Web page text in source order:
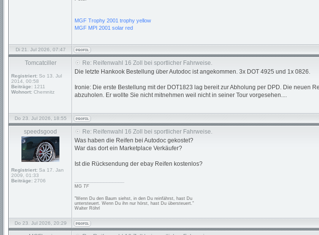
MGF Trophy 2001 trophy yellow
MGF MPI 2001 solar red
Di 21. Jul 2026, 07:47
Tomcatciller
Registriert: So 13. Jul
2014, 00:58
Beiträge: 1211
Wohnort: Chemnitz
Re: Reifenwahl 16 Zoll bei sportlicher Fahrweise.
Die letzte Hankook Bestellung über Autodoc ist angekommen. 3x DOT 4925 und 1x 0826.
Ironie: Die erste Bestellung mit der DOT1823 lag bereit zur Abholung per DPD. Die neuen
abzuholen. Er wollte Sie nicht mitnehmen weil nicht in seiner Tour vorgesehen....
Do 23. Jul 2026, 18:55
speedsgood
Registriert: Sa 17. Jan
2009, 01:33
Beiträge: 2706
Re: Reifenwahl 16 Zoll bei sportlicher Fahrweise.
Was haben die Reifen bei Autodoc gekostet?
War das dort ein Marketplace Verkäufer?
Ist die Rücksendung der ebay Reifen kostenlos?
MG TF
"Wenn Du den Baum siehst, in den Du reinfährst, hast Du
untersteuert. Wenn Du ihn nur hörst, hast Du übersteuert."
Walter Röhrl
Do 23. Jul 2026, 20:29